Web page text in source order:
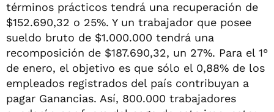
términos prácticos tendrá una recuperación de
$152.690,32 o 25%. Y un trabajador que posee
sueldo bruto de $1.000.000 tendrá una
recomposición de $187.690,32, un 27%. Para el 1°
de enero, el objetivo es que sólo el 0,88% de los
empleados registrados del país contribuyan a
pagar Ganancias. Así, 800.000 trabajadores